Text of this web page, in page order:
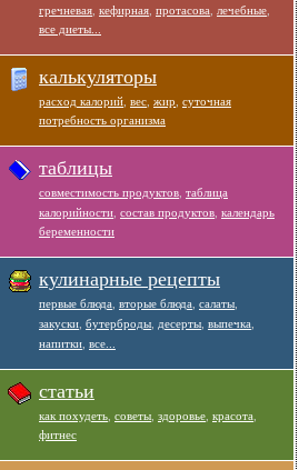
гречневая кефирная протасова лечебные
все диеты...
калькуляторы
расход калорий вес жир суточная
потребность организма
таблицы
совместимость продуктов таблица
калорийности состав продуктов календарь
беременности
кулинарные рецепты
первые блюда вторые блюда салаты
закуски бутерброды десерты выпечка
напитки все...
статьи
как похудеть советы здоровье красота
фитнес